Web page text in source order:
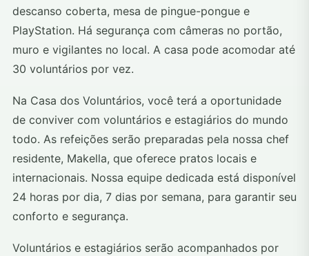
descanso coberta, mesa de pingue-pongue e
PlayStation. Há segurança com câmeras no portão,
muro e vigilantes no local. A casa pode acomodar até
30 voluntários por vez.
Na Casa dos Voluntários, você terá a oportunidade
de conviver com voluntários e estagiários do mundo
todo. As refeições serão preparadas pela nossa chef
residente, Makella, que oferece pratos locais e
internacionais. Nossa equipe dedicada está disponível
24 horas por dia, 7 dias por semana, para garantir seu
conforto e segurança.
Voluntários e estagiários serão acompanhados por